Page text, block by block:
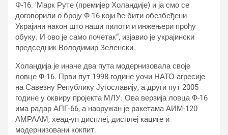
Ф-16. ‘Марк Руте (премијер Холандије) и ја смо се
договорили о броју Ф-16 који ће бити обезбеђени
Украјини након што наши пилоти и инжењери прођу
обуку. И ово је само почетак“, изјавио је украјински
председник Володимир Зеленски.
Холандија је иначе два пута модернизовала своје
ловце Ф-16. Први пут 1998 године уочи НАТО агресије
на Савезну Републику Југославију, а други пут 2005
године у оквиру пројекта МЛУ. Ова верзија ловца Ф-16
има радар АПГ-66, а наоружан је ракетама АИМ-120
АМРААМ, хеад-уп дисплеј, дисплеј кациге и
модернизовани кокпит.